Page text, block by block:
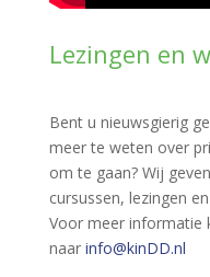
Lezingen en
Bent u nieuwsgierig
meer te weten over
om te gaan? Wij
cursussen, lezingen
Voor meer informatie
naar info@kinDD.nl